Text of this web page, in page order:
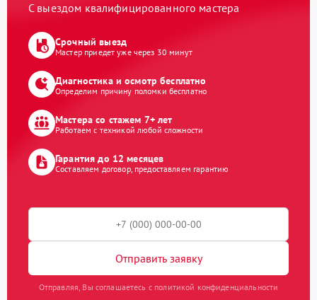
С выездом квалифицированного мастера
Срочный выезд
Мастер приедет уже через 30 минут
Диагностика и осмотр бесплатно
Определим причину поломки бесплатно
Мастера со стажем 7+ лет
Работаем с техникой любой сложности
Гарантия до 12 месяцев
Составляем договор, предоставляем гарантию
Отправить заявку
Отправляя, Вы соглашаетесь с политикой конфиденциальности